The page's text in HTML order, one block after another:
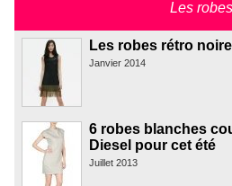
Les robes
Les robes rétro
Janvier 2014
6 robes blanches
Diesel pour cet été
Juillet 2013